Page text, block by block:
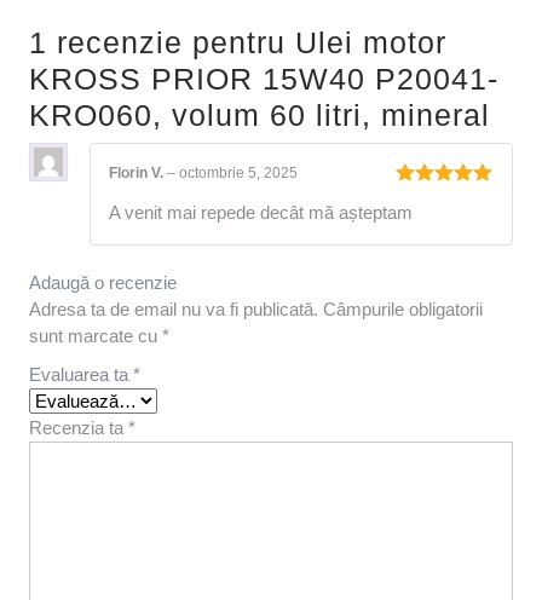
1 recenzie pentru Ulei motor
KROSS PRIOR 15W40 P20041-
KRO060, volum 60 litri, mineral
5din 5
Florin V. – octombrie 5, 2025
A venit mai repede decât mă așteptam
Adaugă o recenzie
Adresa ta de email nu va fi publicată. Câmpurile obligatorii
sunt marcate cu *
Evaluarea ta *
Recenzia ta *